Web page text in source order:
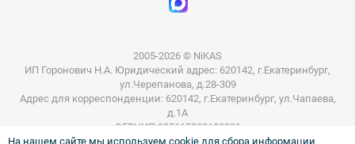
2005-2026 © NiKAS
ИП Горонович Н.А. Юридический адрес: 620142, г.Екатеринбург,
ул.Черепанова, д.28-309
Адрес для корреспонденции: 620142, г.Екатеринбург, ул.Чапаева,
д.1А
ОГРНИП 305665832600031
ИНН 665801802803
На нашем сайте мы используем cookie для сбора информации